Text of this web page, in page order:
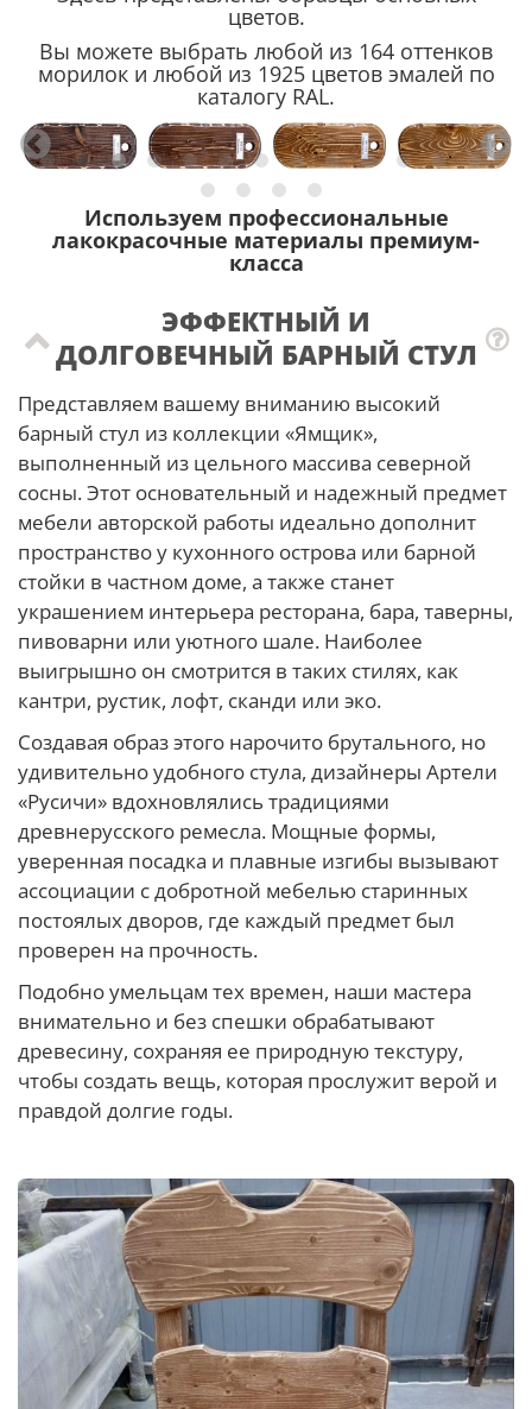
цветов.
Вы можете выбрать любой из 164 оттенков
морилок и любой из 1925 цветов эмалей по
каталогу RAL.
Используем профессиональные
лакокрасочные материалы премиум-
класса
ЭФФЕКТНЫЙ И
ДОЛГОВЕЧНЫЙ БАРНЫЙ СТУЛ
Представляем вашему вниманию высокий
барный стул из коллекции «Ямщик»,
выполненный из цельного массива северной
сосны. Этот основательный и надежный предмет
мебели авторской работы идеально дополнит
пространство у кухонного острова или барной
стойки в частном доме, а также станет
украшением интерьера ресторана, бара, таверны,
пивоварни или уютного шале. Наиболее
выигрышно он смотрится в таких стилях, как
кантри, рустик, лофт, сканди или эко.
Создавая образ этого нарочито брутального, но
удивительно удобного стула, дизайнеры Артели
«Русичи» вдохновлялись традициями
древнерусского ремесла. Мощные формы,
уверенная посадка и плавные изгибы вызывают
ассоциации с добротной мебелью старинных
постоялых дворов, где каждый предмет был
проверен на прочность.
Подобно умельцам тех времен, наши мастера
внимательно и без спешки обрабатывают
древесину, сохраняя ее природную текстуру,
чтобы создать вещь, которая прослужит верой и
правдой долгие годы.